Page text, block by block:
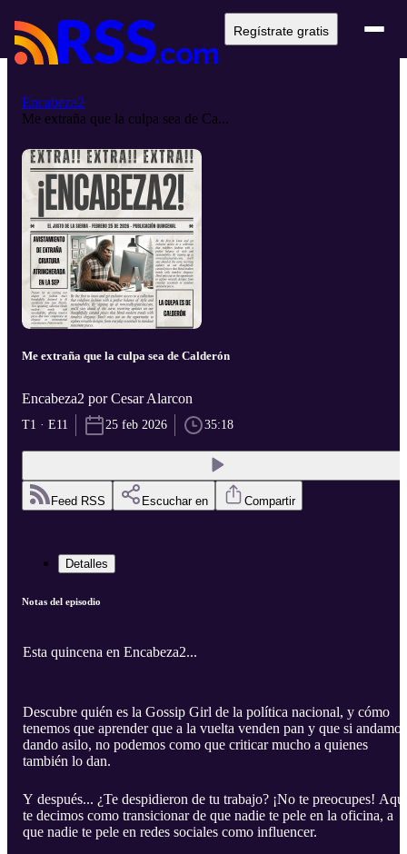
Regístrate gratis
Encabeza2
Me extraña que la culpa sea de Ca...
Me extraña que la culpa sea de Calderón
Encabeza2 por Cesar Alarcon
T1 · E11 25 feb 2026 35:18
Feed RSS Escuchar en Compartir
Detalles
Notas del episodio
Esta quincena en Encabeza2...
Descubre quién es la Gossip Girl de la política nacional, y cómo
tenemos que aprender que a la vuelta venden pan y que si andamos
dando asilo, no podemos como que criticar mucho a quienes
también lo dan.
Y después... ¿Te despidieron de tu trabajo? ¡No te preocupes! Aquí
te decimos como transicionar de que nadie te pele en la oficina, a
que nadie te pele en redes sociales como influencer.